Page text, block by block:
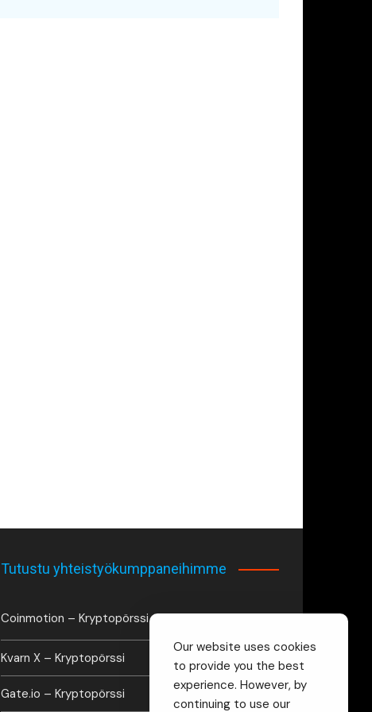
Tutustu yhteistyökumppaneihimme
Coinmotion – Kryptopörssi
Kvarn X – Kryptopörssi
Gate.io – Kryptopörssi
Our website uses cookies
to provide you the best
experience. However, by
continuing to use our